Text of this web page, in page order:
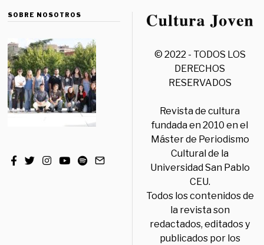
SOBRE NOSOTROS
© 2022 - TODOS LOS
DERECHOS
RESERVADOS
Revista de cultura
fundada en 2010 en el
Máster de Periodismo
Cultural de la
Universidad San Pablo
CEU.
Todos los contenidos de
la revista son
redactados, editados y
publicados por los